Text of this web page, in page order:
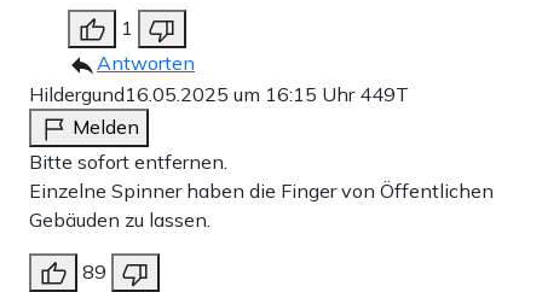
1
Antworten
Hildergund16.05.2025 um 16:15 Uhr 449T
Melden
Bitte sofort entfernen.
Einzelne Spinner haben die Finger von Öffentlichen
Gebäuden zu lassen.
89